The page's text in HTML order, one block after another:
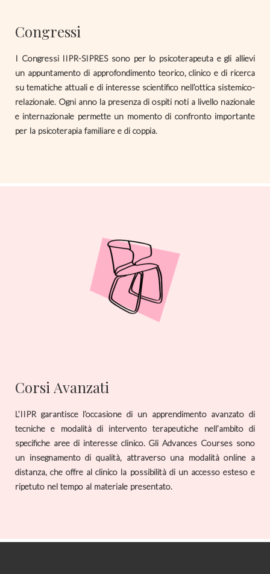
Congressi
I Congressi IIPR-SIPRES sono per lo psicoterapeuta e gli allievi
un appuntamento di approfondimento teorico, clinico e di ricerca
su tematiche attuali e di interesse scientifico nell’ottica sistemico-
relazionale. Ogni anno la presenza di ospiti noti a livello nazionale
e internazionale permette un momento di confronto importante
per la psicoterapia familiare e di coppia.
Corsi Avanzati
L’IIPR garantisce l’occasione di un apprendimento avanzato di
tecniche e modalità di intervento terapeutiche nell’ambito di
specifiche aree di interesse clinico. Gli Advances Courses sono
un insegnamento di qualità, attraverso una modalità online a
distanza, che offre al clinico la possibilità di un accesso esteso e
ripetuto nel tempo al materiale presentato.